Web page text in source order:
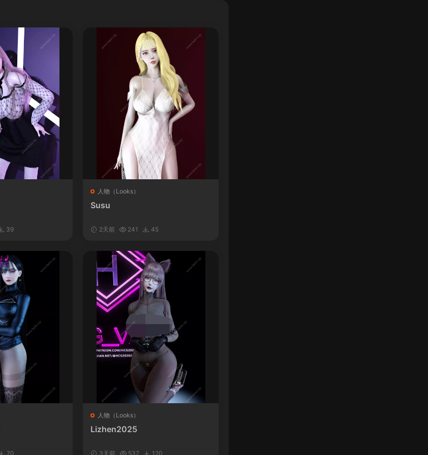
39
人物（Looks）
Susu
2天前 241 45
70
人物（Looks）
Lizhen2025
3天前 537 120